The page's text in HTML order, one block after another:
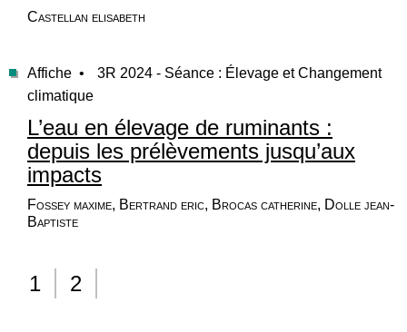
Castellan elisabeth
Affiche •
3R 2024 - Séance : Élevage et Changement
climatique
L’eau en élevage de ruminants :
depuis les prélèvements jusqu’aux
impacts
Fossey maxime, Bertrand eric, Brocas catherine, Dolle jean-
Baptiste
1 2